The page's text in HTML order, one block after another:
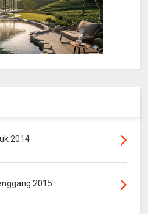
2014
2015